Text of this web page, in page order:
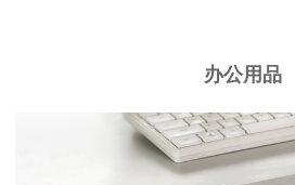
办公用品